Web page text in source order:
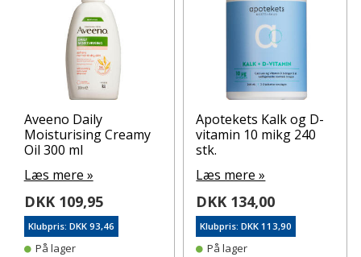
Aveeno Daily
Moisturising Creamy
Oil 300 ml
Læs mere »
DKK 109,95
Klubpris: DKK 93,46
På lager
Apotekets Kalk og D-
vitamin 10 mikg 240
stk.
Læs mere »
DKK 134,00
Klubpris: DKK 113,90
På lager